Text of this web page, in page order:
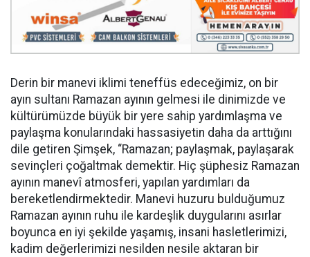
Derin bir manevi iklimi teneffüs edeceğimiz, on bir
ayın sultanı Ramazan ayının gelmesi ile dinimizde ve
kültürümüzde büyük bir yere sahip yardımlaşma ve
paylaşma konularındaki hassasiyetin daha da arttığını
dile getiren Şimşek, “Ramazan; paylaşmak, paylaşarak
sevinçleri çoğaltmak demektir. Hiç şüphesiz Ramazan
ayının manevî atmosferi, yapılan yardımları da
bereketlendirmektedir. Manevi huzuru bulduğumuz
Ramazan ayının ruhu ile kardeşlik duygularını asırlar
boyunca en iyi şekilde yaşamış, insani hasletlerimizi,
kadim değerlerimizi nesilden nesile aktaran bir